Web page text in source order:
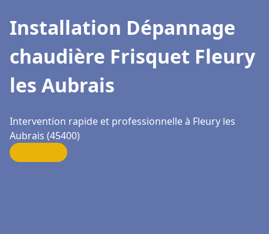
Installation Dépannage
chaudière Frisquet Fleury
les Aubrais
Intervention rapide et professionnelle à Fleury les
Aubrais (45400)